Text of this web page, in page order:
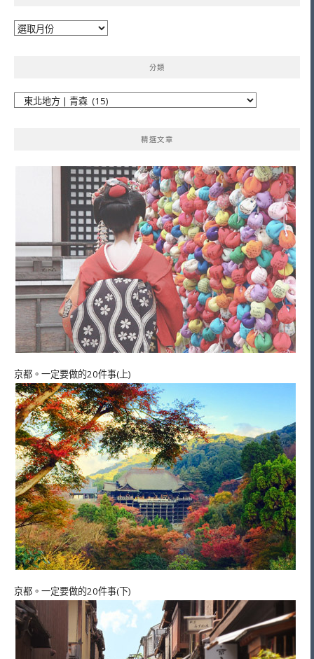
彙
分類
精選文章
京都。一定要做的20件事(上)
京都。一定要做的20件事(下)